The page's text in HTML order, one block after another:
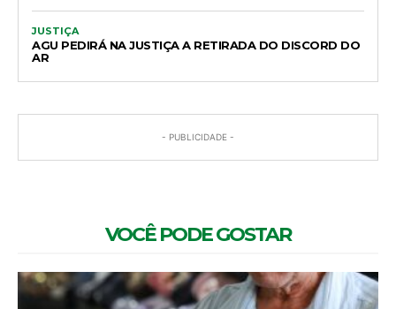
JUSTIÇA
AGU PEDIRÁ NA JUSTIÇA A RETIRADA DO DISCORD DO
AR
- PUBLICIDADE -
VOCÊ PODE GOSTAR